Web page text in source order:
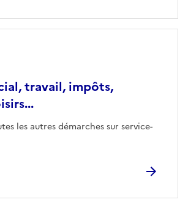
travail, impôts,
les autres démarches sur service-